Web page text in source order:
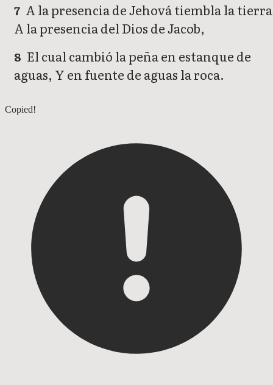
7 A la presencia de Jehová tiembla la
A la presencia del Dios de Jacob,
8 El cual cambió la peña en estanque de
aguas, Y en fuente de aguas la roca.
Salmos 113
Copied!